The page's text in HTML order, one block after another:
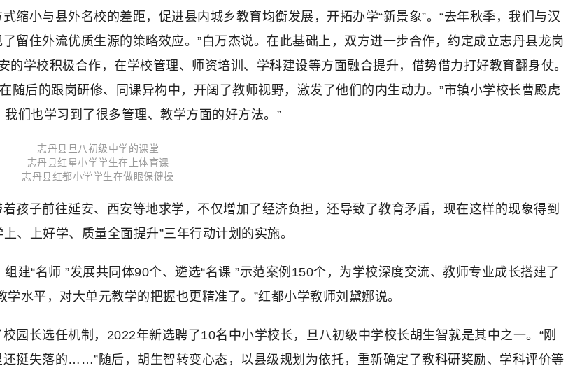
缩小与县外名校的差距，促进县内城乡教育均衡发展，开拓办学“新景象”。“去年秋季，我们与汉
留住外流优质生源的策略效应。”白万杰说。在此基础上，双方进一步合作，约定成立志丹县龙岗
学校积极合作，在学校管理、师资培训、学科建设等方面融合提升，借势借力打好教育翻身仗。
随后的跟岗研修、同课异构中，开阔了教师视野，激发了他们的内生动力。”市镇小学校长曹殿虎
们也学习到了很多管理、教学方面的好方法。”
志丹县旦八初级中学的课堂
志丹县红星小学学生在上体育课
志丹县红都小学学生在做眼保健操
孩子前往延安、西安等地求学，不仅增加了经济负担，还导致了教育矛盾，现在这样的现象得到
、上好学、质量全面提升”三年行动计划的实施。
建“名师 ”发展共同体90个、遴选“名课 ”示范案例150个，为学校深度交流、教师专业成长搭建了
水平，对大单元教学的把握也更精准了。”红都小学教师刘黛娜说。
园长选任机制，2022年新选聘了10名中小学校长，旦八初级中学校长胡生智就是其中之一。“刚
挺失落的……”随后，胡生智转变心态，以县级规划为依托，重新确定了教科研奖励、学科评价等